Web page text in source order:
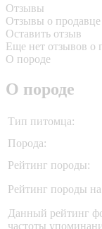
Отзывы
Отзывы о продавце
Оставить отзыв
Еще нет отзывов о
О породе
О породе
Тип питомца:
Порода:
Рейтинг породы:
Рейтинг породы
Данный рейтинг
частоты